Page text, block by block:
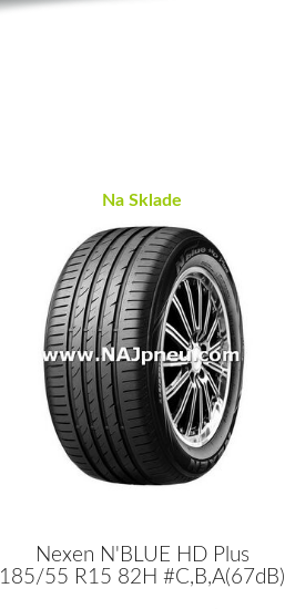
Na Sklade
Nexen N'BLUE HD Plus
185/55 R15 82H #C,B,A(67dB)